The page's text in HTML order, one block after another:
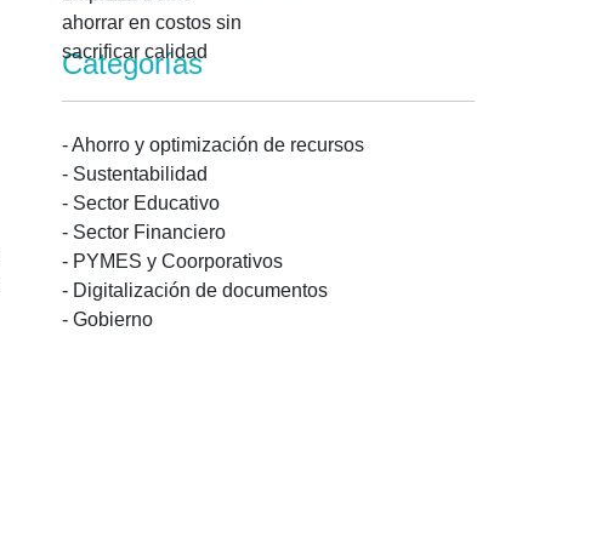
Categorías
-Ahorro y optimización de recursos
- Sustentabilidad
- Sector Educativo
- Sector Financiero
- PYMES y Coorporativos
- Digitalización de documentos
- Gobierno